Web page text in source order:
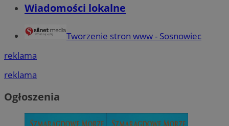
Wiadomości lokalne
Tworzenie stron www - Sosnowiec
reklama
reklama
Ogłoszenia